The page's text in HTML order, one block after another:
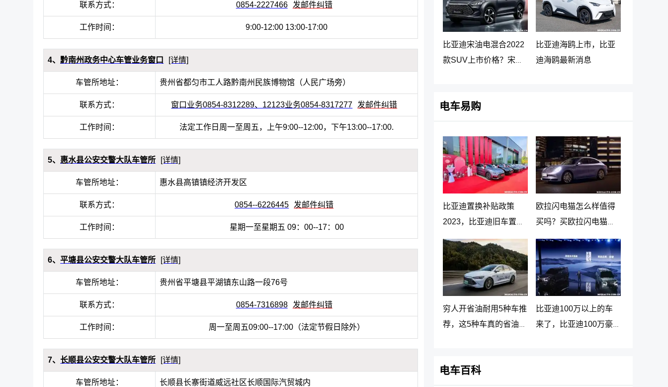
联系方式： 0854-2227466 发邮件纠错
工作时间： 9:00-12:00 13:00-17:00
4、黔南州政务中心车管业务窗口 [详情]
车管所地址： 贵州省都匀市工人路黔南州民族博物馆（人民广场旁）
联系方式： 窗口业务0854-8312289、12123业务0854-8317277 发邮件纠错
工作时间： 法定工作日周一至周五，上午9:00--12:00，下午13:00--17:00.
5、 惠水县公安交警大队车管所 [详情]
车管所地址： 惠水县高镇镇经济开发区
联系方式： 0854--6226445 发邮件纠错
工作时间： 星期一至星期五 09：00--17：00
6、平塘县公安交警大队车管所 [详情]
车管所地址： 贵州省平塘县平湖镇东山路一段76号
联系方式： 0854-7316898 发邮件纠错
工作时间： 周一至周五09:00--17:00（法定节假日除外）
7、长顺县公安交警大队车管所 [详情]
车管所地址： 长顺县长寨街道威远社区长顺国际汽贸城内
比亚迪宋油电混合2022
款SUV上市价格？宋
比亚迪海鸥上市，比亚
迪海鸥最新消息
电车易购
比亚迪置换补贴政策
2023，比亚迪旧车置换
新车价格表
欧拉闪电猫怎么样值得
买吗？买欧拉闪电猫十
大忠告
穷人开省油耐用5种车推
荐，这5种车真的省油又
比亚迪100万以上的车
来了，比亚迪100万豪
电车百科